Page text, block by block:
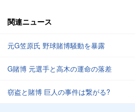
関連ニュース
元G笠原氏 野球賭博騒動を暴露
G賭博 元選手と高木の運命の落差
窃盗と賭博 巨人の事件は繋がる?